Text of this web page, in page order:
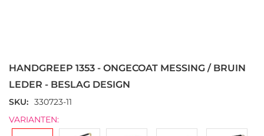
begin
van
afbeeldingen-
gallerij
HANDGREEP 1353 - ONGECOAT MESSING / BRUIN
LEDER - BESLAG DESIGN
SKU
330723-11
VARIANTEN: